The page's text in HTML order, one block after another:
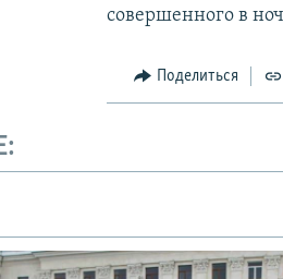
совершенного в
Поделиться